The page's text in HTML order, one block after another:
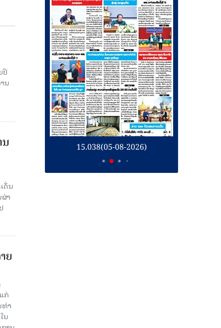
ປີ
ນ
ດັ່ນ
າ
ຍ
ກ່
ທ່າ
ນ
15.038(05-08-2026)